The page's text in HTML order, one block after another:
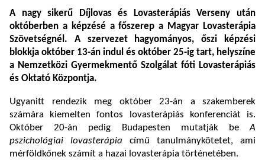
A nagy sikerű Díjlovas és Lovasterápiás Verseny után
októberben a képzésé a főszerep a Magyar Lovasterápia
Szövetségnél. A szervezet hagyományos, őszi képzési
blokkja október 13-án indul és október 25-ig tart, helyszíne
a Nemzetközi Gyermekmentő Szolgálat fóti Lovasterápiás
és Oktató Központja.
Ugyanitt rendezik meg október 23-án a szakemberek
számára kiemelten fontos lovasterápiás konferenciát is.
Október 20-án pedig Budapesten mutatják beA
pszichológiai lovasterápia című tanulmánykötetet, ami
mérföldkőnek számít a hazai lovasterápia történetében.